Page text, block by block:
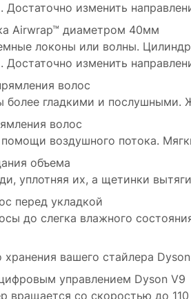
Достаточно изменить
Airwrap™ диаметром 40мм
локоны или волны.
Достаточно изменить
волос
более гладкими и
волос
воздушного потока.
объема
уплотняя их, а щетинки
перед укладкой
до слегка влажного
вашего стайлера
управлением Dyson V9
вращается со скоростью до